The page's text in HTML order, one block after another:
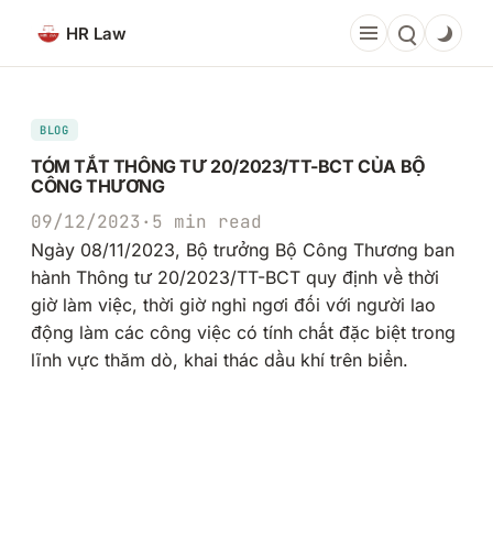
phần
dung
HR Law
BLOG
TÓM TẮT THÔNG TƯ 20/2023/TT-BCT CỦA BỘ
CÔNG THƯƠNG
09/12/2023 · 5 min read
Ngày 08/11/2023, Bộ trưởng Bộ Công Thương ban
hành Thông tư 20/2023/TT-BCT quy định về thời
giờ làm việc, thời giờ nghỉ ngơi đối với người lao
động làm các công việc có tính chất đặc biệt trong
lĩnh vực thăm dò, khai thác dầu khí trên biển.